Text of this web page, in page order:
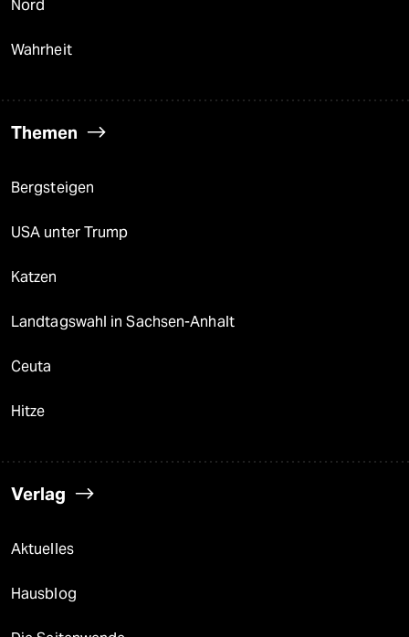
Nord
Wahrheit
Themen
Bergsteigen
USA unter Trump
Katzen
Landtagswahl in Sachsen-Anhalt
Ceuta
Hitze
Verlag
Aktuelles
Hausblog